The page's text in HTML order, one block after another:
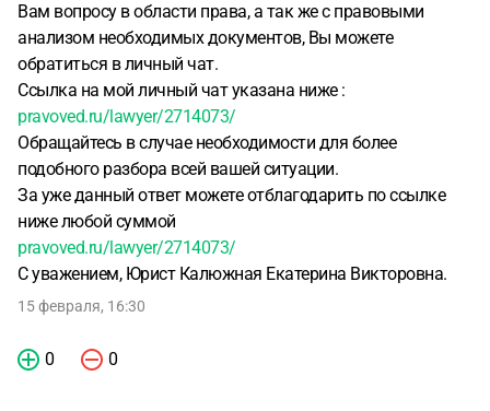
Вам вопросу в области права, а так же с правовыми
анализом необходимых документов, Вы можете
обратиться в личный чат.
Ссылка на мой личный чат указана ниже :
pravoved.ru/lawyer/2714073/
Обращайтесь в случае необходимости для более
подобного разбора всей вашей ситуации.
За уже данный ответ можете отблагодарить по ссылке
ниже любой суммой
pravoved.ru/lawyer/2714073/
С уважением, Юрист Калюжная Екатерина Викторовна.
15 февраля, 16:30
0 0